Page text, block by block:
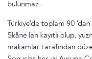
bulunmaz.
Türkiye'de toplam 90 'dan
Skåne län kayıtlı olup,
makamlar tarafından